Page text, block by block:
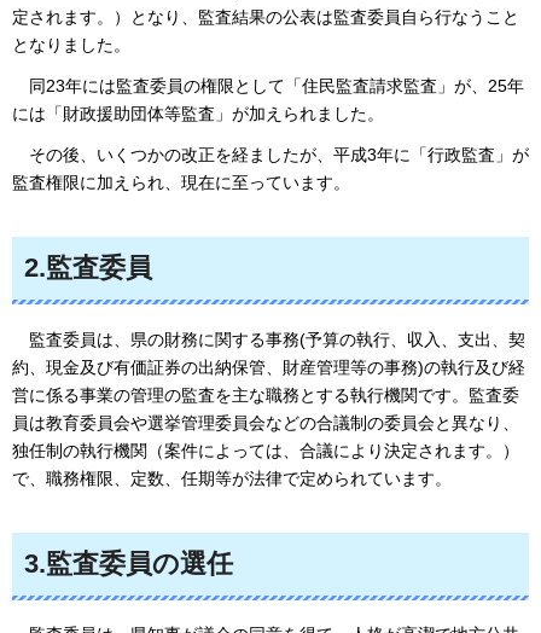
定されます。）となり、監査結果の公表は監査委員自ら行なうこと
となりました。
同23年には監査委員の権限として「住民監査請求監査」が、25年
には「財政援助団体等監査」が加えられました。
その後、いくつかの改正を経ましたが、平成3年に「行政監査」が
監査権限に加えられ、現在に至っています。
2.監査委員
監査委員は、県の財務に関する事務(予算の執行、収入、支出、契
約、現金及び有価証券の出納保管、財産管理等の事務)の執行及び経
営に係る事業の管理の監査を主な職務とする執行機関です。監査委
員は教育委員会や選挙管理委員会などの合議制の委員会と異なり、
独任制の執行機関（案件によっては、合議により決定されます。）
で、職務権限、定数、任期等が法律で定められています。
3.監査委員の選任